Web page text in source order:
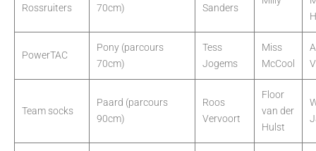
Rossruiters
70cm)
Sanders
PowerTAC
Pony (parcours
70cm)
Tess
Jogems
Miss
McCool
Team socks
Paard (parcours
90cm)
Roos
Vervoort
Floor
van der
Hulst